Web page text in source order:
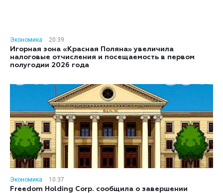
Экономика
20:39
Игорная зона «Красная Поляна» увеличила
налоговые отчисления и посещаемость в первом
полугодии 2026 года
Экономика
10:37
Freedom Holding Corp. сообщила о завершении